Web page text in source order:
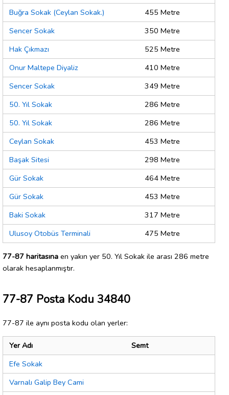
Buğra Sokak (Ceylan Sokak.)
455 Metre
Sencer Sokak
350 Metre
Hak Çıkmazı
525 Metre
Onur Maltepe Diyaliz
410 Metre
Sencer Sokak
349 Metre
50. Yıl Sokak
286 Metre
50. Yıl Sokak
286 Metre
Ceylan Sokak
453 Metre
Başak Sitesi
298 Metre
Gür Sokak
464 Metre
Gür Sokak
453 Metre
Baki Sokak
317 Metre
Ulusoy Otobüs Terminali
475 Metre
77-87 haritasına en yakın yer 50. Yıl Sokak ile arası 286 metre
olarak hesaplanmıştır.
77-87 Posta Kodu 34840
77-87 ile aynı posta kodu olan yerler:
Yer Adı
Semt
Efe Sokak
Varnalı Galip Bey Cami